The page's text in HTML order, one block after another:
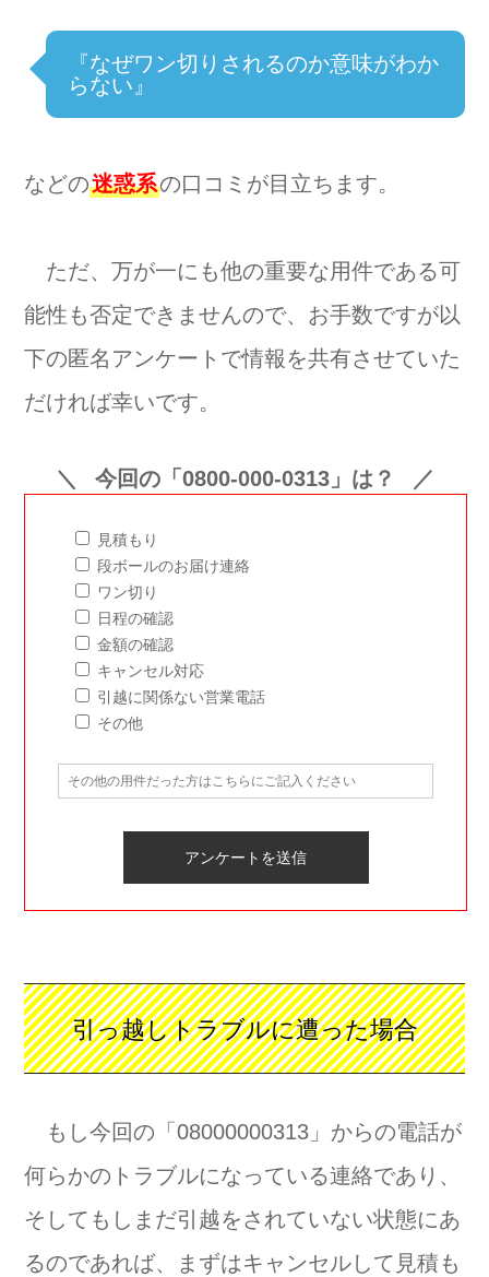
『なぜワン切りされるのか意味がわか
らない』
などの迷惑系の口コミが目立ちます。
ただ、万が一にも他の重要な用件である可
能性も否定できませんので、お手数ですが以
下の匿名アンケートで情報を共有させていた
だければ幸いです。
今回の「0800-000-0313」は？
見積もり
段ボールのお届け連絡
ワン切り
日程の確認
金額の確認
キャンセル対応
引越に関係ない営業電話
その他
引っ越しトラブルに遭った場合
もし今回の「08000000313」からの電話が
何らかのトラブルになっている連絡であり、
そしてもしまだ引越をされていない状態にあ
るのであれば、まずはキャンセルして見積も